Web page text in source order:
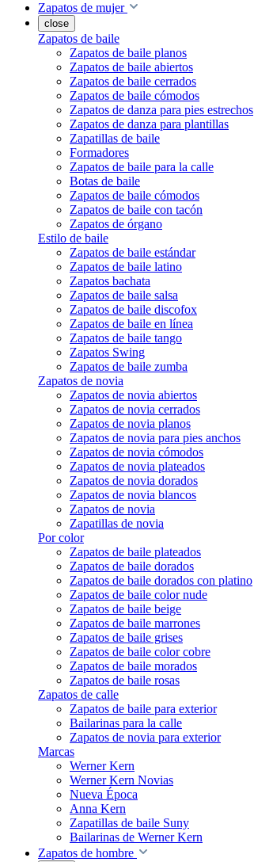
Zapatos de mujer
close
Zapatos de baile
Zapatos de baile planos
Zapatos de baile abiertos
Zapatos de baile cerrados
Zapatos de baile cómodos
Zapatos de danza para pies estrechos
Zapatos de danza para plantillas
Zapatillas de baile
Formadores
Zapatos de baile para la calle
Botas de baile
Zapatos de baile cómodos
Zapatos de baile con tacón
Zapatos de órgano
Estilo de baile
Zapatos de baile estándar
Zapatos de baile latino
Zapatos bachata
Zapatos de baile salsa
Zapatos de baile discofox
Zapatos de baile en línea
Zapatos de baile tango
Zapatos Swing
Zapatos de baile zumba
Zapatos de novia
Zapatos de novia abiertos
Zapatos de novia cerrados
Zapatos de novia planos
Zapatos de novia para pies anchos
Zapatos de novia cómodos
Zapatos de novia plateados
Zapatos de novia dorados
Zapatos de novia blancos
Zapatos de novia
Zapatillas de novia
Por color
Zapatos de baile plateados
Zapatos de baile dorados
Zapatos de baile dorados con platino
Zapatos de baile color nude
Zapatos de baile beige
Zapatos de baile marrones
Zapatos de baile grises
Zapatos de baile color cobre
Zapatos de baile morados
Zapatos de baile rosas
Zapatos de calle
Zapatos de baile para exterior
Bailarinas para la calle
Zapatos de novia para exterior
Marcas
Werner Kern
Werner Kern Novias
Nueva Época
Anna Kern
Zapatillas de baile Suny
Bailarinas de Werner Kern
Zapatos de hombre